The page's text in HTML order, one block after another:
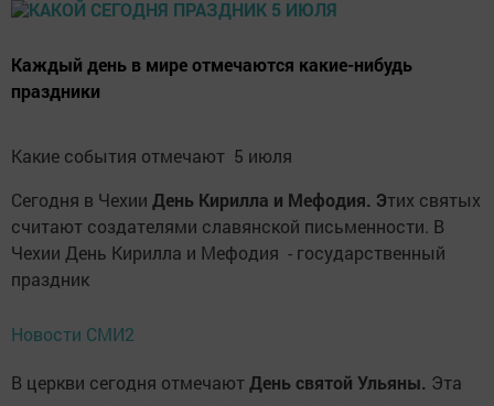
Каждый день в мире отмечаются какие-нибудь
праздники
Какие события отмечают 5 июля
Сегодня в Чехии День Кирилла и Мефодия. Этих святых
считают создателями славянской письменности. В
Чехии День Кирилла и Мефодия - государственный
праздник
Новости СМИ2
В церкви сегодня отмечаютДень святой Ульяны. Эта